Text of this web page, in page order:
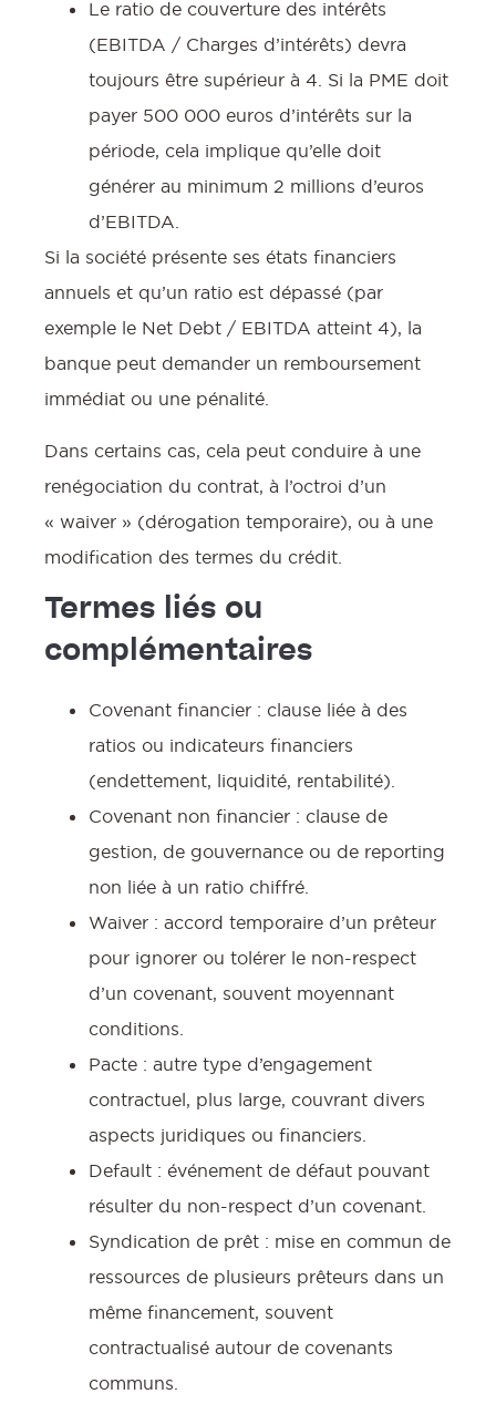
Le ratio de couverture des intérêts
(EBITDA / Charges d’intérêts) devra
toujours être supérieur à 4. Si la PME doit
payer 500 000 euros d’intérêts sur la
période, cela implique qu’elle doit
générer au minimum 2 millions d’euros
d’EBITDA.
Si la société présente ses états financiers
annuels et qu’un ratio est dépassé (par
exemple le Net Debt / EBITDA atteint 4), la
banque peut demander un remboursement
immédiat ou une pénalité.
Dans certains cas, cela peut conduire à une
renégociation du contrat, à l’octroi d’un
« waiver » (dérogation temporaire), ou à une
modification des termes du crédit.
Termes liés ou
complémentaires
Covenant financier : clause liée à des
ratios ou indicateurs financiers
(endettement, liquidité, rentabilité).
Covenant non financier : clause de
gestion, de gouvernance ou de reporting
non liée à un ratio chiffré.
Waiver : accord temporaire d’un prêteur
pour ignorer ou tolérer le non-respect
d’un covenant, souvent moyennant
conditions.
Pacte : autre type d’engagement
contractuel, plus large, couvrant divers
aspects juridiques ou financiers.
Default : événement de défaut pouvant
résulter du non-respect d’un covenant.
Syndication de prêt : mise en commun de
ressources de plusieurs prêteurs dans un
même financement, souvent
contractualisé autour de covenants
communs.